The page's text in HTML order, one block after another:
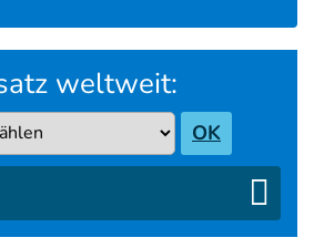
weltweit:
OK